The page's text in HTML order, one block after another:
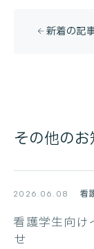
新着の記
その他の
2026.06.08 看
看護学生向け
せ